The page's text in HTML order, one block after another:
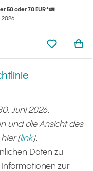
50 oder 70 EUR *🚛
meine
Ihr
Juni 2026.
und die Ansicht des
hier (link).
Daten zu
zur